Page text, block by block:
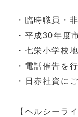
・臨時職員・
・平成30年度
・七栄小学校
・電話催告を
・日赤社資に
【ヘルシーラ